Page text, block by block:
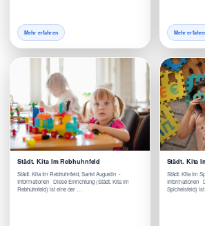
Mehr erfahren Mehr
Städt. Kita Im Rebhuhnfeld
Städt. Kita Im Rebhuhnfeld, Sankt Augustin -
Informationen Diese Einrichtung (Städt. Kita Im
Rebhuhnfeld) ist eine der …
Städt. Kita
Städt. Kita Im
Informationen
Spichelsfeld)